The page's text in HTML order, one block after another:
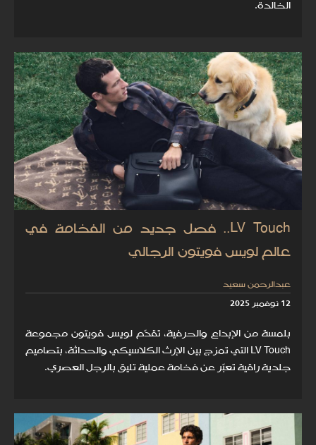
الخالدة.
LV Touch.. فصل جديد من الفخامة في
عالم لويس فويتون الرجالي
عبدالرحمن سعيد
12 نوفمبر 2025
بلمسة من الإبداع والحرفية، تقدّم لويس فويتون مجموعة
LV Touch التي تمزج بين الإرث الكلاسيكي والحداثة، بتصاميم
جلدية راقية تعبّر عن فخامة عملية تليق بالرجل العصري.